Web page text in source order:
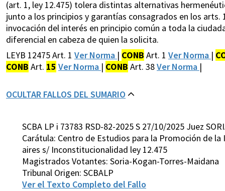
(art. 1, ley 12.475) tolera distintas alternativas
junto a los principios y garantías consagrados en los arts.
invocación del interés en principio común a toda la
diferencial en cabeza de quien la solicita.
LEYB 12475 Art. 1 Ver Norma | CONB Art. 1 Ver Norma |
CONB Art. 15 Ver Norma | CONB Art. 38Ver Norma |
OCULTAR FALLOS DEL SUMARIO
SCBA LP i 73783 RSD-82-2025 S 27/10/2025 Juez
Carátula: Centro de Estudios para la Promoción de
aires s/ Inconstitucionalidad ley 12.475
Magistrados Votantes: Soria-Kogan-Torres-Maidana
Tribunal Origen: SCBALP
Ver el Texto Completo del Fallo